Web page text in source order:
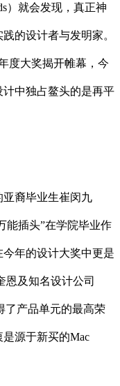
）就会发现，真正神
的设计者与发明家。
度大奖揭开帷幕，今
中独占鳌头的是再平
亚裔毕业生崔闵九
能插头”在学院毕业作
年的设计大奖中更是
恩及知名设计公司
了产品单元的最高荣
源于新买的Mac